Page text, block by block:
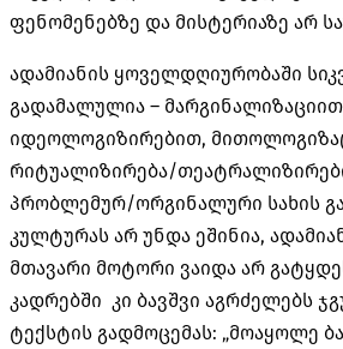
ფენომენებზე და მისტერიაზე არ
ადამიანის ყოველდღიურობაში
გადამალულია –
იდეოლოგიზირებით,
რიტუალიზირება/
პრობლემურ/ორგინალური სახის
კულტურას არ უნდა ეშინია,
მთავარი მოტორი ვაიდა არ
კადრებში კი ბავშვი აგრძელებს
ტექსტის გადმოცემას: „მოაყოლე